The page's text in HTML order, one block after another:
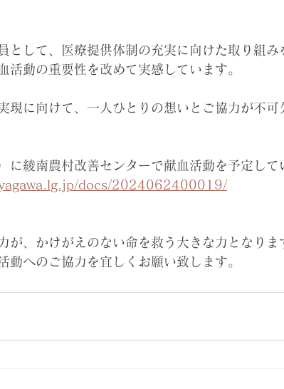
として、医療提供体制の充実に向けた取り組み
活動の重要性を改めて実感しています。
現に向けて、一人ひとりの想いとご協力が不可
に綾南農村改善センターで献血活動を予定して
docs/2024062400019/
が、かけがえのない命を救う大きな力となりま
動へのご協力を宜しくお願い致します。